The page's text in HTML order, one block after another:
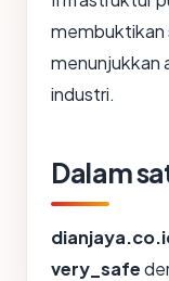
membuktikan
menunjukkan
industri.
Dalam
very_safe